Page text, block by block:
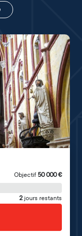
Objectif 50 000€
2 jours restants